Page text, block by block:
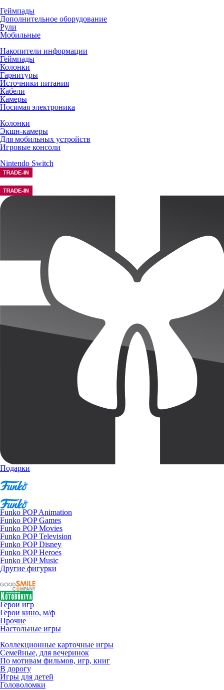
Геймпады
Дополнительное оборудование
Рули
Мобильные
Накопители информации
Геймпады
Колонки
Гарнитуры
Источники питания
Кабели
Камеры
Носимая электроника
Колонки
Экшн-камеры
Для мобильных устройств
Игровые консоли
Nintendo Switch
Подарки
Funko POP Animation
Funko POP Games
Funko POP Movies
Funko POP Television
Funko POP Disney
Funko POP Heroes
Funko POP Music
Другие фигурки
Герои игр
Герои кино, м/ф
Прочие
Настольные игры
Коллекционные карточные игры
Семейные, для вечеринок
По мотивам фильмов, игр, книг
В дорогу
Игры для детей
Головоломки